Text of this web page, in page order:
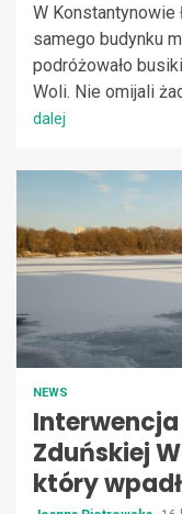
W
samego budynku
podróżowało
Woli. Nie omijali
dalej
NEWS
Zduńskiej
który